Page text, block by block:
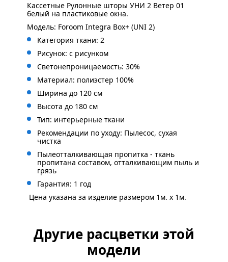
Кассетные Рулонные шторы УНИ 2 Ветер 01
белый на пластиковые окна.
Модель: Foroom Integra Box+ (UNI 2)
Категория ткани: 2
Рисунок: с рисунком
Светонепроницаемость: 30%
Материал: полиэстер 100%
Ширина до 120 см
Высота до 180 см
Тип: интерьерные ткани
Рекомендации по уходу: Пылесос, сухая
чистка
Пылеотталкивающая пропитка - ткань
пропитана составом, отталкивающим пыль и
грязь
Гарантия: 1 год
Цена указана за изделие размером 1м. x 1м.
Другие расцветки этой
модели